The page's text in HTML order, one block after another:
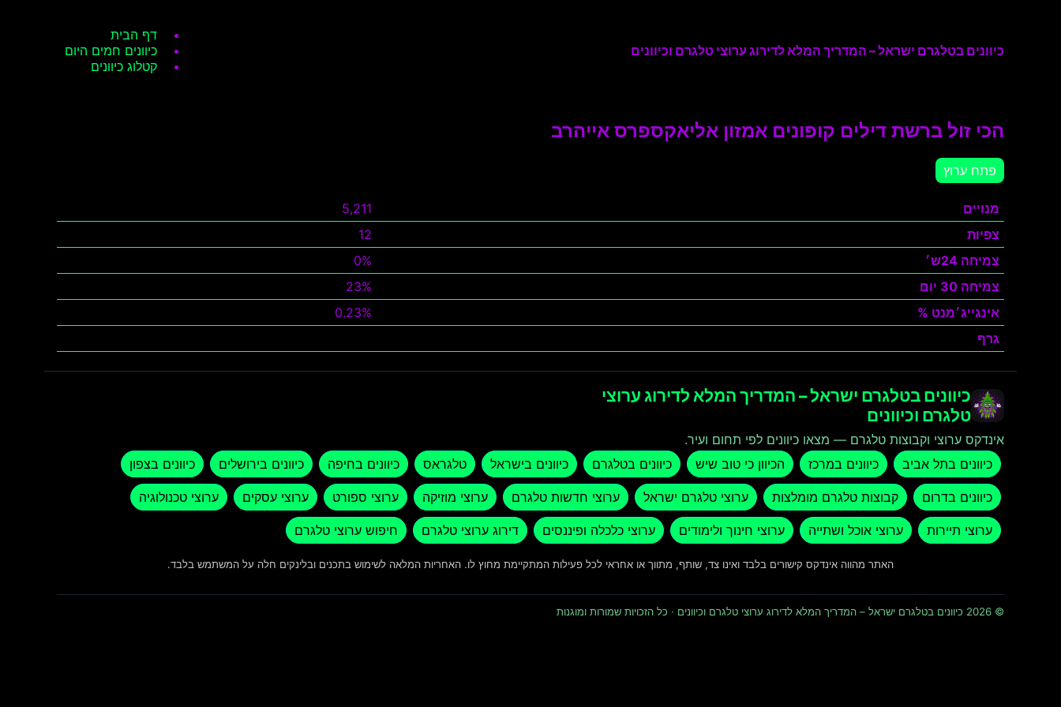
כיוונים בטלגרם ישראל – המדריך המלא לדירוג ערוצי טלגרם וכיוונים
דף הבית
כיוונים חמים היום
קטלוג כיוונים
הכי זול ברשת דילים קופונים אמזון אליאקספרס אייהרב
פתח ערוץ
מנויים
5,211
צפיות
12
צמיחה 24ש׳
0%
צמיחה 30 יום
23%
אינגייג׳מנט %
0.23%
גרף
כיוונים בטלגרם ישראל – המדריך המלא לדירוג ערוצי
טלגרם וכיוונים
אינדקס ערוצי וקבוצות טלגרם — מצאו כיוונים לפי תחום ועיר.
כיוונים בתל אביב
כיוונים במרכז הכיוון כי טוב שיש כיוונים בטלגרם כיוונים בישראל טלגראס כיוונים בחיפה כיוונים בירושלים כיוונים בצפון
כיוונים בדרום קבוצות טלגרם מומלצות ערוצי טלגרם ישראל ערוצי חדשות טלגרם ערוצי מוזיקה ערוצי ספורט ערוצי עסקים ערוצי טכנולוגיה
ערוצי תיירות ערוצי אוכל ושתייה ערוצי חינוך ולימודים ערוצי כלכלה ופיננסים דירוג ערוצי טלגרם חיפוש ערוצי טלגרם
האתר מהווה אינדקס קישורים בלבד ואינו צד, שותף, מתווך או אחראי לכל פעילות המתקיימת מחוץ לו. האחריות המלאה לשימוש בתכנים ובלינקים חלה על המשתמש בלבד.
© 2026 כיוונים בטלגרם ישראל – המדריך המלא לדירוג ערוצי טלגרם וכיוונים · כל הזכויות שמורות ומוגנות